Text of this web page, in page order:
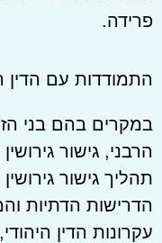
פרידה.
התמודדות עם הדין
במקרים בהם בני
הרבני, גישור
תהליך גישור
הדרישות הדתיות
עקרונות הדין